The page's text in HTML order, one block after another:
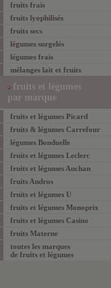
fruits frais
fruits lyophilisés
fruits secs
légumes surgelés
légumes frais
mélanges lait et fruits
fruits et légumes
par marque
fruits et légumes Picard
fruits & légumes Carrefour
légumes Bonduelle
fruits et légumes Leclerc
fruits et légumes Auchan
fruits Andros
fruits et légumes U
fruits et légumes Monoprix
fruits et légumes Casino
fruits Materne
toutes les marques
de fruits et légumes